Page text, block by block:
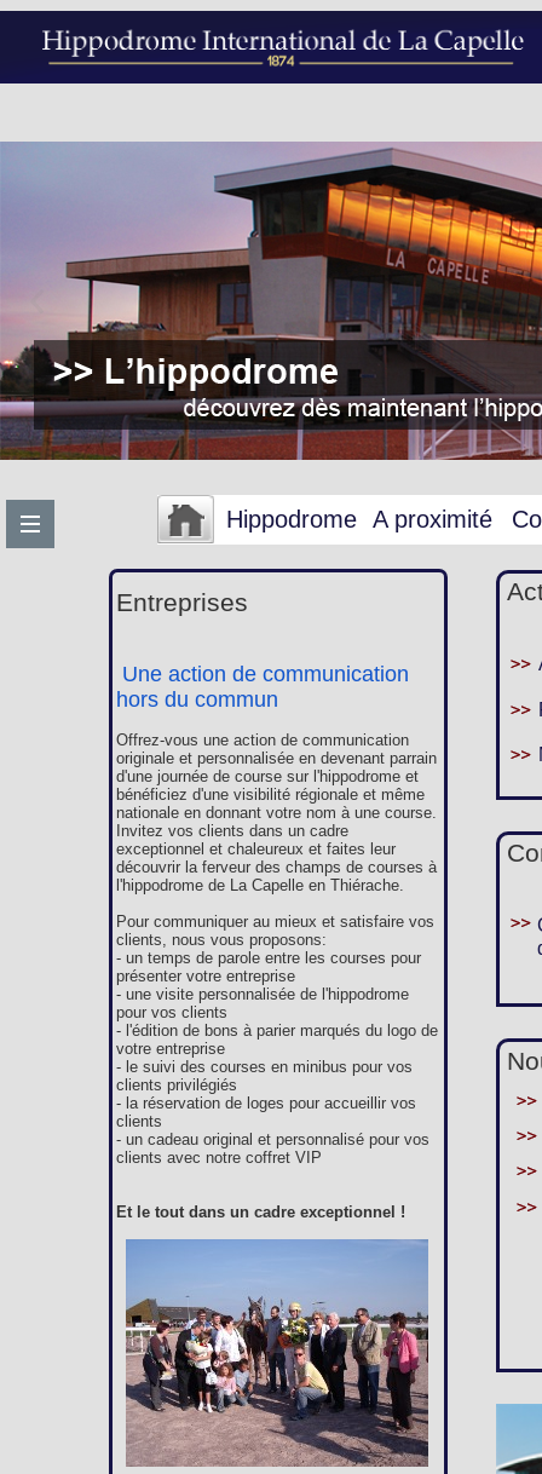
Hippodrome A proximité
Entreprises
Une action de communication
hors du commun
Offrez-vous une action de communication
originale et personnalisée en devenant parrain
d'une journée de course sur l'hippodrome et
bénéficiez d'une visibilité régionale et même
nationale en donnant votre nom à une course.
Invitez vos clients dans un cadre
exceptionnel et chaleureux et faites leur
découvrir la ferveur des champs de courses à
l'hippodrome de La Capelle en Thiérache.
Pour communiquer au mieux et satisfaire vos
clients, nous vous proposons:
- un temps de parole entre les courses pour
présenter votre entreprise
- une visite personnalisée de l'hippodrome
pour vos clients
- l'édition de bons à parier marqués du logo de
votre entreprise
- le suivi des courses en minibus pour vos
clients privilégiés
- la réservation de loges pour accueillir vos
clients
- un cadeau original et personnalisé pour vos
clients avec notre coffret VIP
Et le tout dans un cadre exceptionnel !